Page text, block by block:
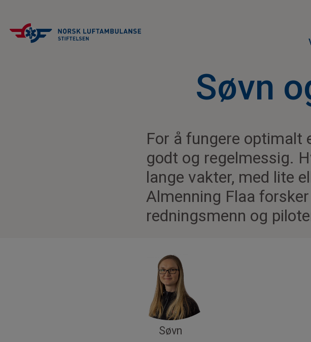
Søvn
For å fungere optimalt
godt og regelmessig.
lange vakter, med lite
Almenning Flaa
redningsmenn og
Søvn